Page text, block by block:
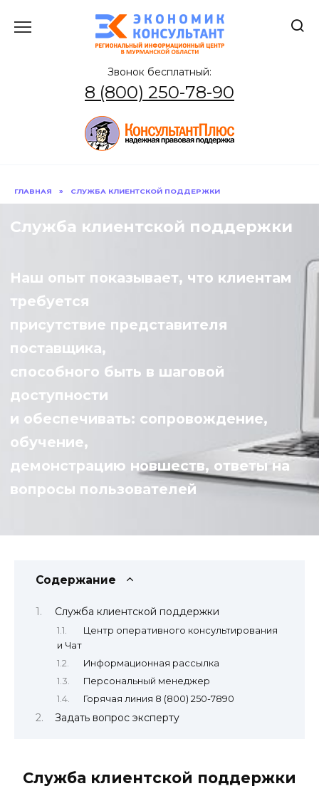
содержанию
Звонок бесплатный:
8 (800) 250-78-90
ГЛАВНАЯ » СЛУЖБА КЛИЕНТСКОЙ ПОДДЕРЖКИ
Служба клиентской поддержки
Наш опыт показывает, что клиентам
требуется
присутствие представителя
поставщика,
способного быть в шаговой
доступности
и обеспечивать: сопровождение,
обучение,
демонстрацию новшеств, ответы на
вопросы пользователей
Содержание
Служба клиентской поддержки
Центр оперативного консультирования
и Чат
Информационная рассылка
Персональный менеджер
Горячая линия 8 (800) 250-7890
Задать вопрос эксперту
Служба клиентской поддержки